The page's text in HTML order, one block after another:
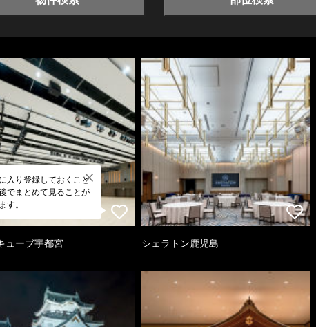
入り登録しておくこと
でまとめて見ることが
す。
ューブ宇都宮 シェラトン鹿児島